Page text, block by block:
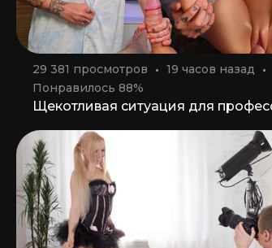
29 381 просмотров
19 часов назад
Понравилось 88%
Щекотливая ситуация для